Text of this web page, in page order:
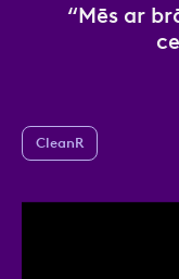
“Mēs ar
CleanR